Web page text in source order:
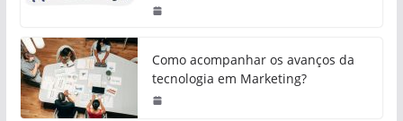
Como acompanhar os avanços da
tecnologia em Marketing?